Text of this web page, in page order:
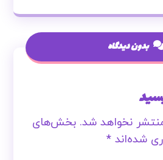
بدون دیدگاه
نخواهد شد. بخش‌های
شده‌اند*